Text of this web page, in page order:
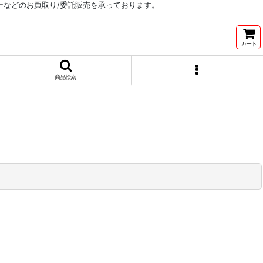
どのお買取り/委託販売を承っております。
カート
商品検索